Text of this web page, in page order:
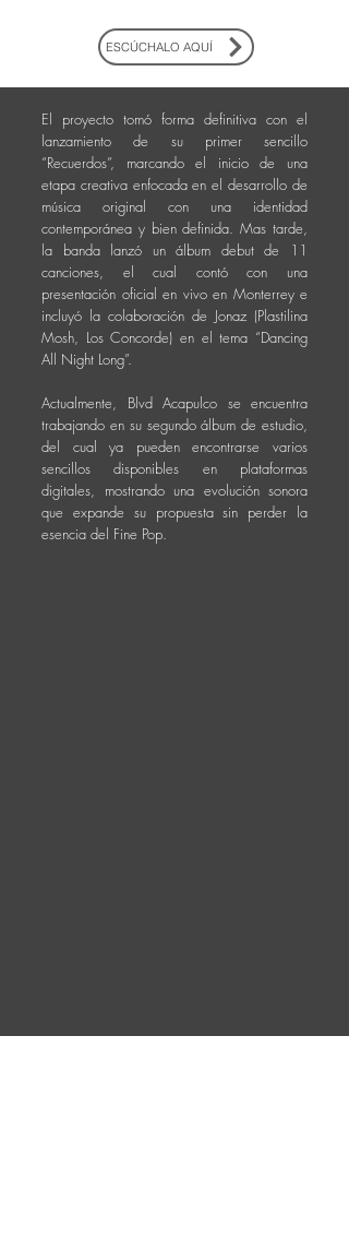
ESCÚCHALO AQUÍ
El proyecto tomó forma definitiva con el
lanzamiento de su primer sencillo
“Recuerdos”, marcando el inicio de una
etapa creativa enfocada en el desarrollo de
música original con una identidad
contemporánea y bien definida. Mas tarde,
la banda lanzó un álbum debut de 11
canciones, el cual contó con una
presentación oficial en vivo en Monterrey e
incluyó la colaboración de Jonaz (Plastilina
Mosh, Los Concorde) en el tema “Dancing
All Night Long”.
Actualmente, Blvd Acapulco se encuentra
trabajando en su segundo álbum de estudio,
del cual ya pueden encontrarse varios
sencillos disponibles en plataformas
digitales, mostrando una evolución sonora
que expande su propuesta sin perder la
esencia del Fine Pop.